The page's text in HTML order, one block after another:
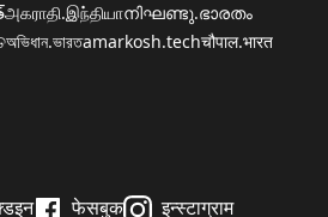
அகராதி.இந்தியாനിഘണ്ടു.ഭാരതം
অভিধান.ভারতamarkosh.techचौपाल.भारत
फेसबुक इन्स्टाग्राम